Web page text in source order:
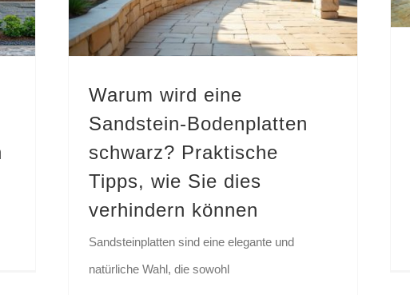
Warum wird eine
Sandstein-Bodenplatten
schwarz? Praktische
Tipps, wie Sie dies
verhindern können
Sandsteinplatten sind eine elegante und
natürliche Wahl, die sowohl